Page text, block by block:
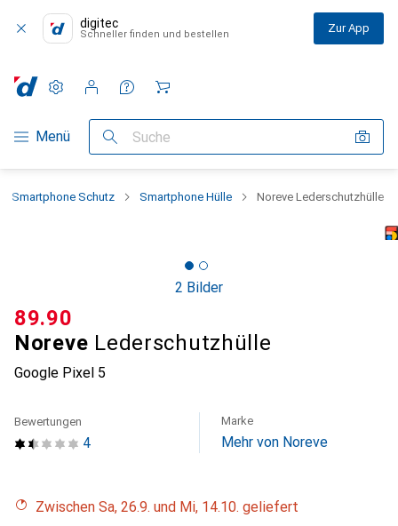
digitec
Schneller finden und bestellen Zur App
Navigation nach Kategorien
Menü Suche
Einstellungen
Kundenkonto
Vergleichslisten
Merklisten
Warenkorb
Smartphone Schutz Smartphone Hülle Noreve Lederschutzhülle
2 Bilder
Noreve Lederschutzhülle
Google Pixel 5
CHF
89.90
4
Bewertungen Marke
Mehr von Noreve
Zwischen Sa, 26.9. und Mi, 14.10. geliefert